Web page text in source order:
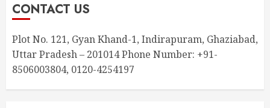
CONTACT US
Plot No. 121, Gyan Khand-1, Indirapuram, Ghaziabad,
Uttar Pradesh – 201014 Phone Number: +91-
8506003804, 0120-4254197